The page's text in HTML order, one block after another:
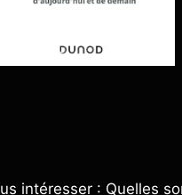
intéresser : Quelles